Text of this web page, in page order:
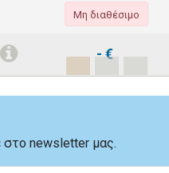
Μη διαθέσιμο
- €
στο newsletter μας.